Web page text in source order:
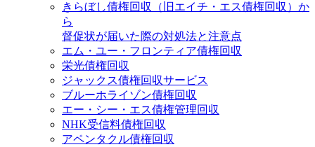
きらぼし債権回収（旧エイチ・エス債権回収）か
ら
督促状が届いた際の対処法と注意点
エム・ユー・フロンティア債権回収
栄光債権回収
ジャックス債権回収サービス
ブルーホライゾン債権回収
エー・シー・エス債権管理回収
NHK受信料債権回収
アペンタクル債権回収